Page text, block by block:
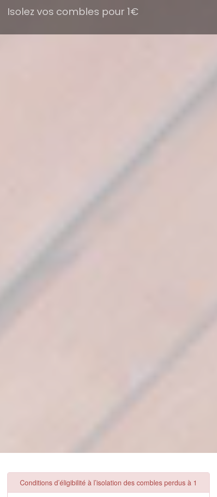
Isolez vos combles pour 1€
Conditions d’éligibilité à l’isolation des combles perdus à 1